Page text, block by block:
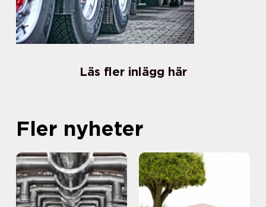
Läs fler inlägg här
Fler nyheter